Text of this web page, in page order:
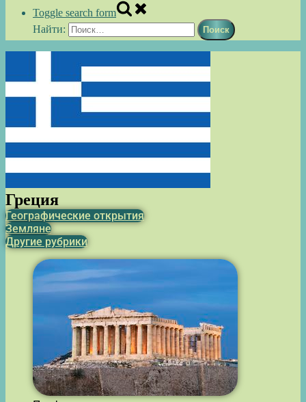
Toggle search form
Найти:
Греция
Географические открытия
Земляне
Другие рубрики